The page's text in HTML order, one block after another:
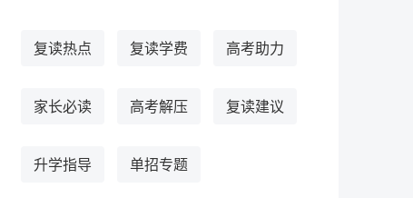
复读热点 复读学费 高考助力
家长必读 高考解压 复读建议
升学指导 单招专题